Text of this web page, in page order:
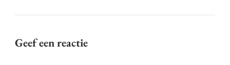
Geef een reactie